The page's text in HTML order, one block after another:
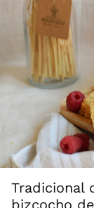
Tradicional